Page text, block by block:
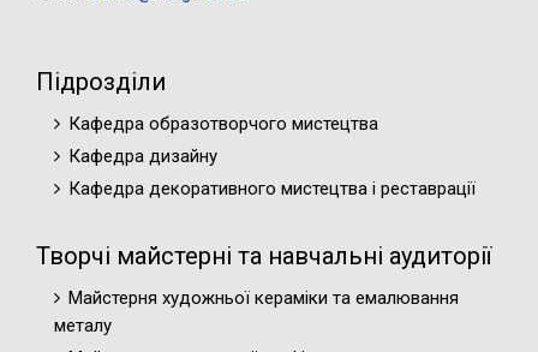
Підрозділи
Кафедра образотворчого мистецтва
Кафедра дизайну
Кафедра декоративного мистецтва і реставрації
Творчі майстерні та навчальні аудиторії
Майстерня художньої кераміки та емалювання
металу